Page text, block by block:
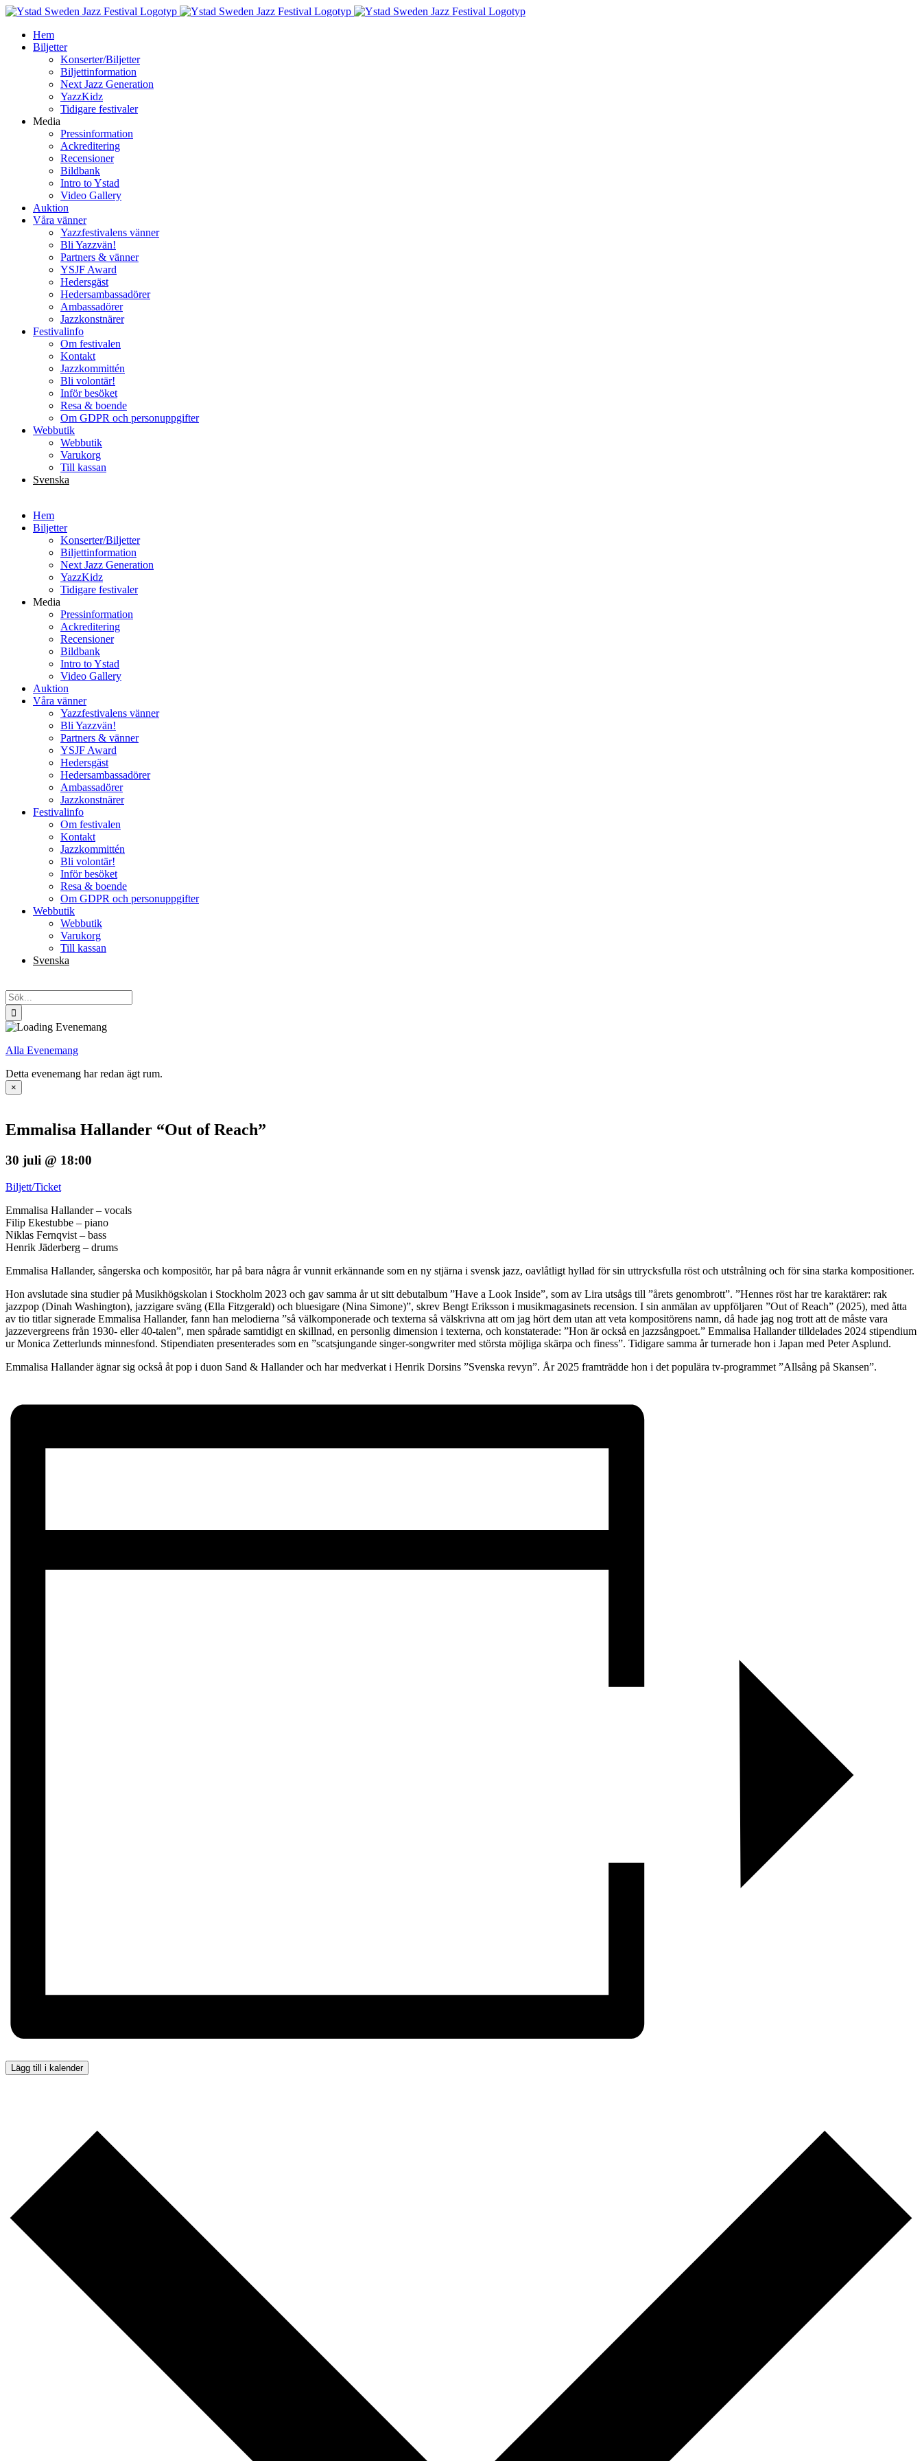
Fortsätt
innehållet
Hem
Biljetter
Konserter/Biljetter
Biljettinformation
Next Jazz Generation
YazzKidz
Tidigare festivaler
Media
Pressinformation
Ackreditering
Recensioner
Bildbank
Intro to Ystad
Video Gallery
Auktion
Våra vänner
Yazzfestivalens vänner
Bli Yazzvän!
Partners & vänner
YSJF Award
Hedersgäst
Hedersambassadörer
Ambassadörer
Jazzkonstnärer
Festivalinfo
Om festivalen
Kontakt
Jazzkommittén
Bli volontär!
Inför besöket
Resa & boende
Om GDPR och personuppgifter
Webbutik
Webbutik
Varukorg
Till kassan
Svenska
Hem
Biljetter
Konserter/Biljetter
Biljettinformation
Next Jazz Generation
YazzKidz
Tidigare festivaler
Media
Pressinformation
Ackreditering
Recensioner
Bildbank
Intro to Ystad
Video Gallery
Auktion
Våra vänner
Yazzfestivalens vänner
Bli Yazzvän!
Partners & vänner
YSJF Award
Hedersgäst
Hedersambassadörer
Ambassadörer
Jazzkonstnärer
Festivalinfo
Om festivalen
Kontakt
Jazzkommittén
Bli volontär!
Inför besöket
Resa & boende
Om GDPR och personuppgifter
Webbutik
Webbutik
Varukorg
Till kassan
Svenska
Sök
efter:
Alla Evenemang
Detta evenemang har redan ägt rum.
×
Emmalisa Hallander “Out of Reach”
30 juli @ 18:00
Biljett/Ticket
Emmalisa Hallander – vocals
Filip Ekestubbe – piano
Niklas Fernqvist – bass
Henrik Jäderberg – drums
Emmalisa Hallander, sångerska och kompositör, har på bara några år vunnit erkännande som en ny stjärna i svensk jazz, oavlåtligt hyllad för sin uttrycksfulla röst och utstrålning och för sina starka kompositioner.
Hon avslutade sina studier på Musikhögskolan i Stockholm 2023 och gav samma år ut sitt debutalbum ”Have a Look Inside”, som av Lira utsågs till ”årets genombrott”. ”Hennes röst har tre karaktärer: rak
jazzpop (Dinah Washington), jazzigare sväng (Ella Fitzgerald) och bluesigare (Nina Simone)”, skrev Bengt Eriksson i musikmagasinets recension. I sin anmälan av uppföljaren ”Out of Reach” (2025), med åtta
av tio titlar signerade Emmalisa Hallander, fann han melodierna ”så välkomponerade och texterna så välskrivna att om jag hört dem utan att veta kompositörens namn, då hade jag nog trott att de måste vara
jazzevergreens från 1930- eller 40-talen”, men spårade samtidigt en skillnad, en personlig dimension i texterna, och konstaterade: ”Hon är också en jazzsångpoet.” Emmalisa Hallander tilldelades 2024 stipendium
ur Monica Zetterlunds minnesfond. Stipendiaten presenterades som en ”scatsjungande singer-songwriter med största möjliga skärpa och finess”. Tidigare samma år turnerade hon i Japan med Peter Asplund.
Emmalisa Hallander ägnar sig också åt pop i duon Sand & Hallander och har medverkat i Henrik Dorsins ”Svenska revyn”. År 2025 framträdde hon i det populära tv-programmet ”Allsång på Skansen”.
Lägg till i kalender